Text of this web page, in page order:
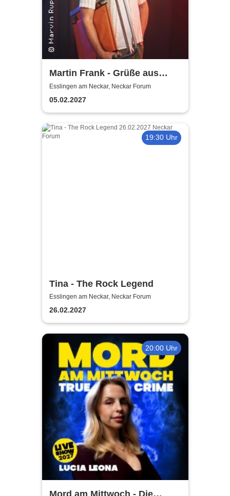
Martin Frank - Grüße aus
Allegro Süd
Esslingen am Neckar, Neckar Forum
05.02.2027
19:30 Uhr
Tina - The Rock Legend
Esslingen am Neckar, Neckar Forum
26.02.2027
20:00 Uhr